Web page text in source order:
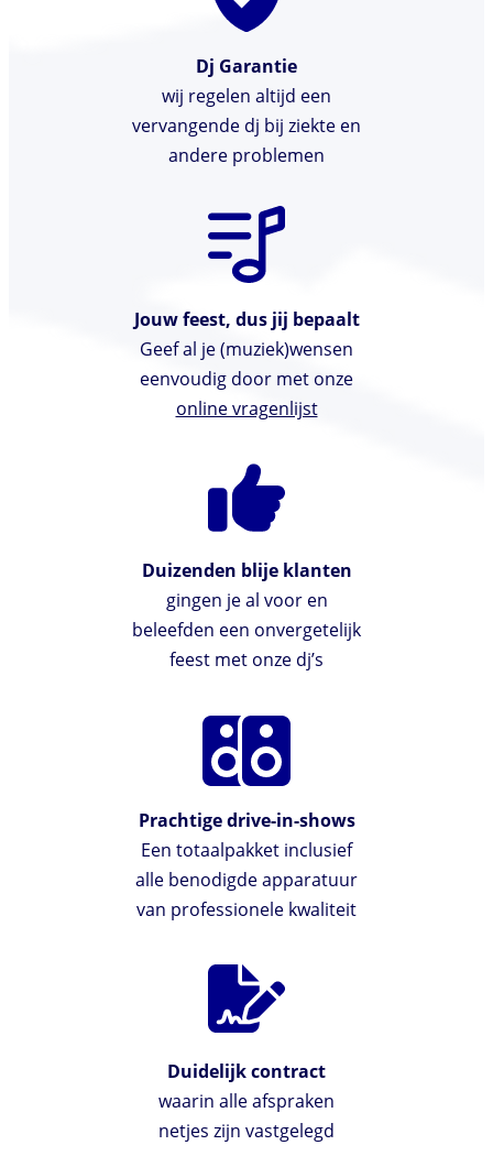
Dj Garantie
wij regelen altijd een
vervangende dj bij ziekte en
andere problemen
Jouw feest, dus jij bepaalt
Geef al je (muziek)wensen
eenvoudig door met onze
online vragenlijst
Duizenden blije klanten
gingen je al voor en
beleefden een onvergetelijk
feest met onze dj’s
Prachtige drive-in-shows
Een totaalpakket inclusief
alle benodigde apparatuur
van professionele kwaliteit
Duidelijk contract
waarin alle afspraken
netjes zijn vastgelegd